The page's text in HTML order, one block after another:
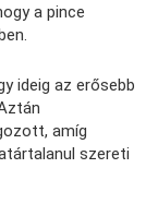
a pince
ideig az erősebb
amíg
szereti